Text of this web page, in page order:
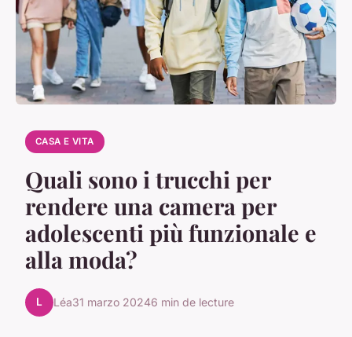
CASA E VITA
Quali sono i trucchi per
rendere una camera per
adolescenti più funzionale e
alla moda?
L Léa31 marzo 20246 min de lecture